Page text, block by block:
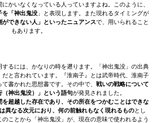
かいなくなっている人っていますよね。このように、
を「神出鬼没 」と表現します。また現れるタイミングが
ができない人」といったニュアンスで、用いられること
もあります。
するには、かなりの時を遡ります。「神出鬼没」の出典
と言われています。『淮南子』とは武帝時代、淮南子
書かれた思想書です。その中で、 戦いの戦略について
神出鬼没）」という語句が発見されました。
を超越した存在であり、その所在をつかむことはできな
異なる次元におり、何の前触れもなく現れるものとし
ことから「神出鬼没」が、現在の意味で使われるよう